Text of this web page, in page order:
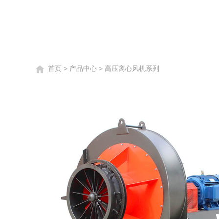
首页 > 产品中心 > 高压离心风机系列